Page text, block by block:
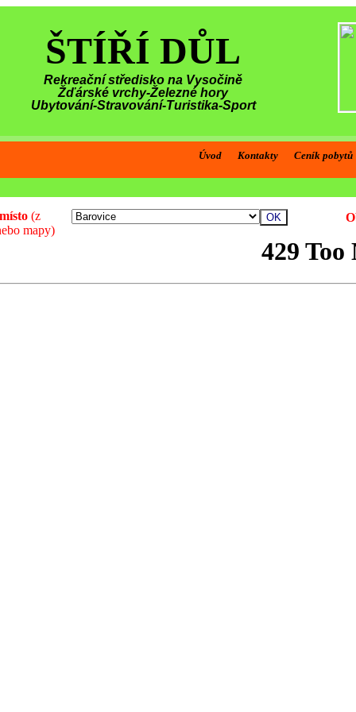
ŠTÍŘÍ DŮL
Rekreační středisko na Vysočině
Žďárské vrchy-Železné hory
Ubytování-Stravování-Turistika-Sport
Úvod Kontakty Ceník pobytů